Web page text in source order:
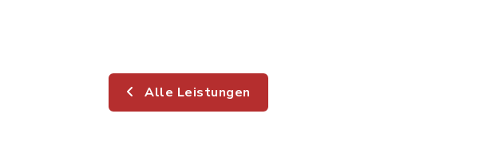
Alle Leistungen